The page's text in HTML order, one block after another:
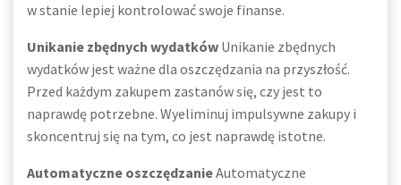
w stanie lepiej kontrolować swoje finanse.
Unikanie zbędnych wydatków Unikanie zbędnych
wydatków jest ważne dla oszczędzania na przyszłość.
Przed każdym zakupem zastanów się, czy jest to
naprawdę potrzebne. Wyeliminuj impulsywne zakupy i
skoncentruj się na tym, co jest naprawdę istotne.
Automatyczne oszczędzanieAutomatyczne